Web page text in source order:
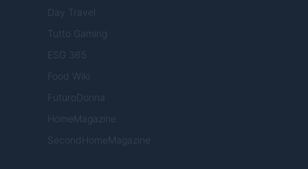
Day Travel
Tutto Gaming
ESG 365
Food Wiki
FuturoDonna
HomeMagazine
SecondHomeMagazine